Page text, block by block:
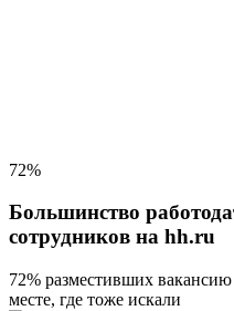
72%
Большинство
сотрудников на hh.ru
72% разместивших вакансию
месте, где тоже искали